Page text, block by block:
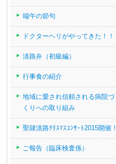
端午の節句
ドクターヘリがやってきた！！
淡路弁（初級編）
行事食の紹介
地域に愛され信頼される病院づ
くりへの取り組み
聖隷淡路ｸﾘｽﾏｽｺﾝｻｰﾄ2015開催！
ご報告（臨床検査係）